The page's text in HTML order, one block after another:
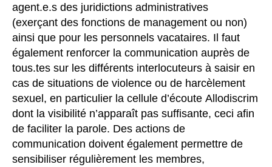
agent.e.s des juridictions administratives
(exerçant des fonctions de management ou non)
ainsi que pour les personnels vacataires. Il faut
également renforcer la communication auprès de
tous.tes sur les différents interlocuteurs à saisir en
cas de situations de violence ou de harcèlement
sexuel, en particulier la cellule d’écoute Allodiscrim
dont la visibilité n’apparaît pas suffisante, ceci afin
de faciliter la parole. Des actions de
communication doivent également permettre de
sensibiliser régulièrement les membres,